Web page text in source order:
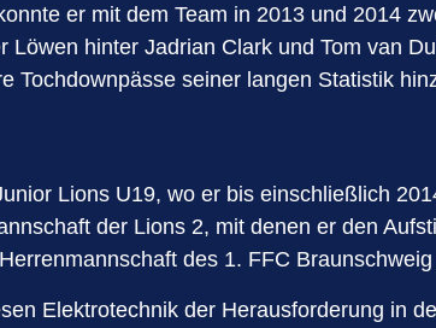
er mit dem Team in 2013 und 2014
hinter Jadrian Clark und Tom van
Tochdownpässe seiner langen Statistik
Lions U19, wo er bis einschließlich
der Lions 2, mit denen er den
des 1. FFC
Elektrotechnik der Herausforderung in